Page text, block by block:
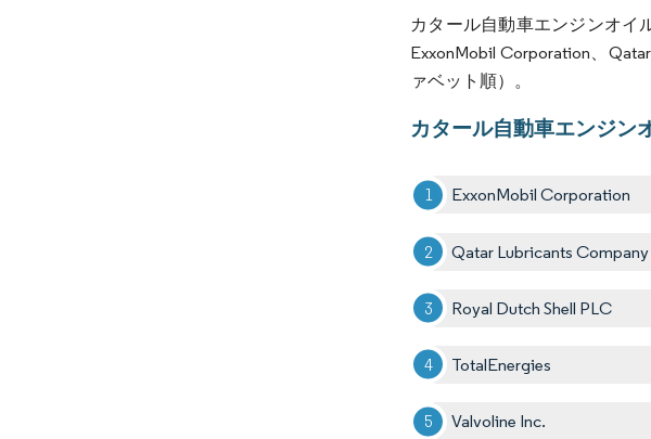
カタール自動車エンジンオイ
ExxonMobil Corporation、
ァベット順）。
カタール自動車エンジン
ExxonMobil Corporation
Qatar Lubricants
Royal Dutch Shell PLC
TotalEnergies
Valvoline Inc.